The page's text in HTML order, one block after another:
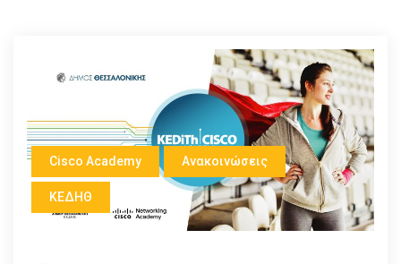
Cisco Academy Ανακοινώσεις
ΚΕΔΗΘ